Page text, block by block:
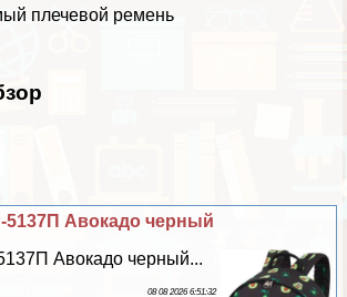
плечевой ремень
5137П Авокадо черный
Авокадо черный...
08 08 2026 6:51:32